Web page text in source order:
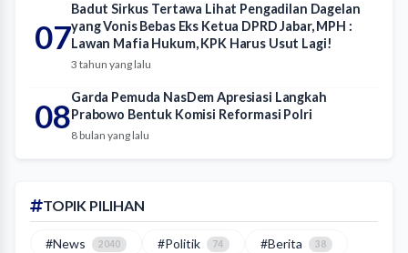
07
Badut Sirkus Tertawa Lihat Pengadilan Dagelan
yang Vonis Bebas Eks Ketua DPRD Jabar, MPH :
Lawan Mafia Hukum, KPK Harus Usut Lagi!
3 tahun yang lalu
08Garda Pemuda NasDem Apresiasi Langkah
Prabowo Bentuk Komisi Reformasi Polri
8 bulan yang lalu
TOPIK PILIHAN
#News 2040 #Politik 74 #Berita 38